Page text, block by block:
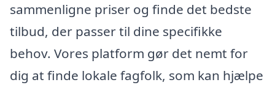
sammenligne priser og finde det bedste
tilbud, der passer til dine specifikke
behov. Vores platform gør det nemt for
dig at finde lokale fagfolk, som kan hjælpe